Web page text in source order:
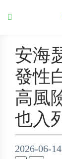
安海
發性
高風
也入
2026-06-